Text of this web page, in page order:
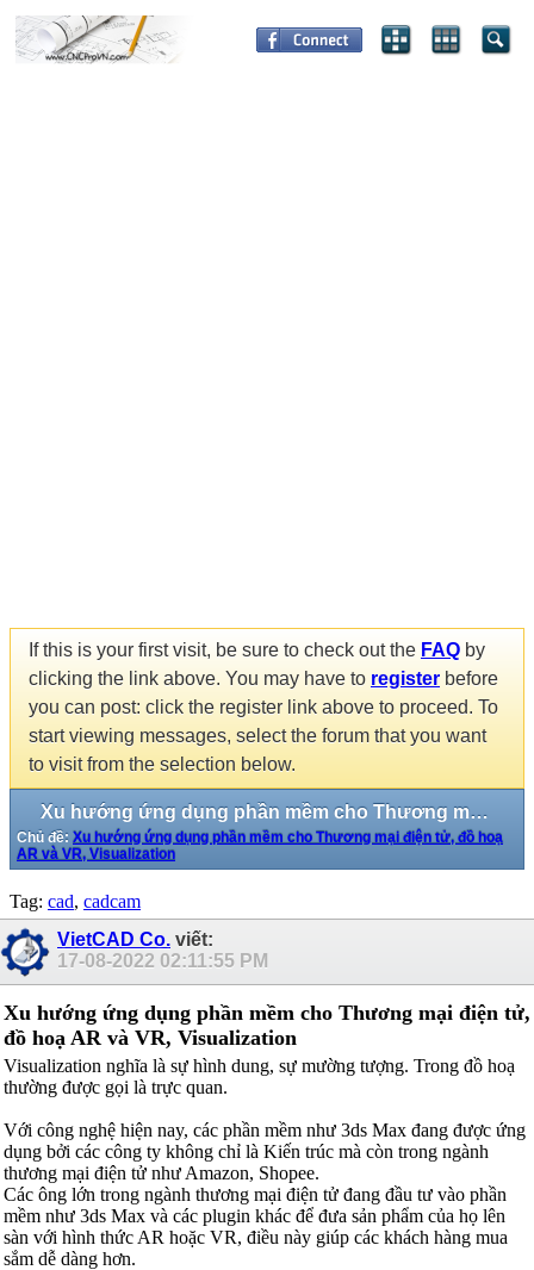
If this is your first visit, be sure to check out the FAQ by
clicking the link above. You may have to register before
you can post: click the register link above to proceed. To
start viewing messages, select the forum that you want
to visit from the selection below.
Xu hướng ứng dụng phần mềm cho Thương mại điện tử, đồ hoạ AR và VR, Visualization
Chủ đề: Xu hướng ứng dụng phần mềm cho Thương mại điện tử, đồ hoạ
AR và VR, Visualization
Tag: cad, cadcam
VietCAD Co. viết:
17-08-2022 02:11:55 PM
Xu hướng ứng dụng phần mềm cho Thương mại điện tử,
đồ hoạ AR và VR, Visualization
Visualization nghĩa là sự hình dung, sự mường tượng. Trong đồ hoạ
thường được gọi là trực quan.
Với công nghệ hiện nay, các phần mềm như 3ds Max đang được ứng
dụng bởi các công ty không chỉ là Kiến trúc mà còn trong ngành
thương mại điện tử như Amazon, Shopee.
Các ông lớn trong ngành thương mại điện tử đang đầu tư vào phần
mềm như 3ds Max và các plugin khác để đưa sản phẩm của họ lên
sàn với hình thức AR hoặc VR, điều này giúp các khách hàng mua
sắm dễ dàng hơn.